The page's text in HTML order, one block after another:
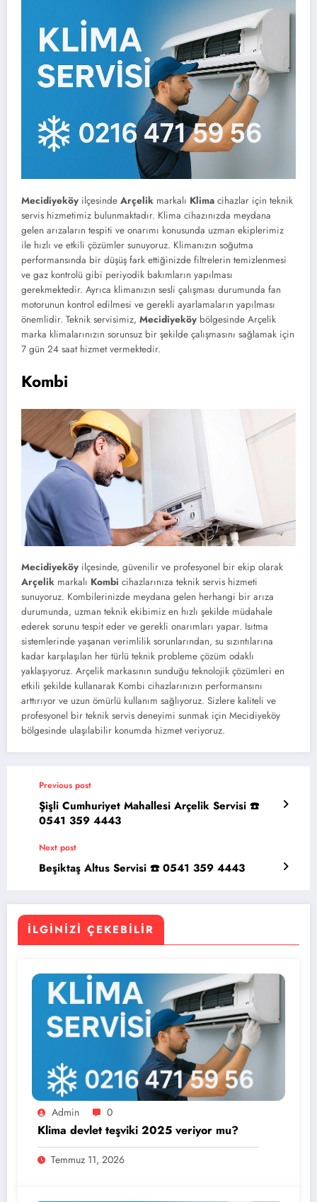
Mecidiyeköy ilçesinde Arçelik markalı Klima cihazlar için teknik
servis hizmetimiz bulunmaktadır. Klima cihazınızda meydana
gelen arızaların tespiti ve onarımı konusunda uzman ekiplerimiz
ile hızlı ve etkili çözümler sunuyoruz. Klimanızın soğutma
performansında bir düşüş fark ettiğinizde filtrelerin temizlenmesi
ve gaz kontrolü gibi periyodik bakımların yapılması
gerekmektedir. Ayrıca klimanızın sesli çalışması durumunda fan
motorunun kontrol edilmesi ve gerekli ayarlamaların yapılması
önemlidir. Teknik servisimiz, Mecidiyeköy bölgesinde Arçelik
marka klimalarınızın sorunsuz bir şekilde çalışmasını sağlamak için
7 gün 24 saat hizmet vermektedir.
Kombi
Mecidiyeköy ilçesinde, güvenilir ve profesyonel bir ekip olarak
Arçelik markalı Kombi cihazlarınıza teknik servis hizmeti
sunuyoruz. Kombilerinizde meydana gelen herhangi bir arıza
durumunda, uzman teknik ekibimiz en hızlı şekilde müdahale
ederek sorunu tespit eder ve gerekli onarımları yapar. Isıtma
sistemlerinde yaşanan verimlilik sorunlarından, su sızıntılarına
kadar karşılaşılan her türlü teknik probleme çözüm odaklı
yaklaşıyoruz. Arçelik markasının sunduğu teknolojik çözümleri en
etkili şekilde kullanarak Kombi cihazlarınızın performansını
arttırıyor ve uzun ömürlü kullanım sağlıyoruz. Sizlere kaliteli ve
profesyonel bir teknik servis deneyimi sunmak için Mecidiyeköy
bölgesinde ulaşılabilir konumda hizmet veriyoruz.
Previous post
Şişli Cumhuriyet Mahallesi Arçelik Servisi ☎️
0541 359 4443
Next post
Beşiktaş Altus Servisi ☎️ 0541 359 4443
İLGINIZI ÇEKEBILIR
Admin 0
Klima devlet teşviki 2025 veriyor mu?
Temmuz 11, 2026